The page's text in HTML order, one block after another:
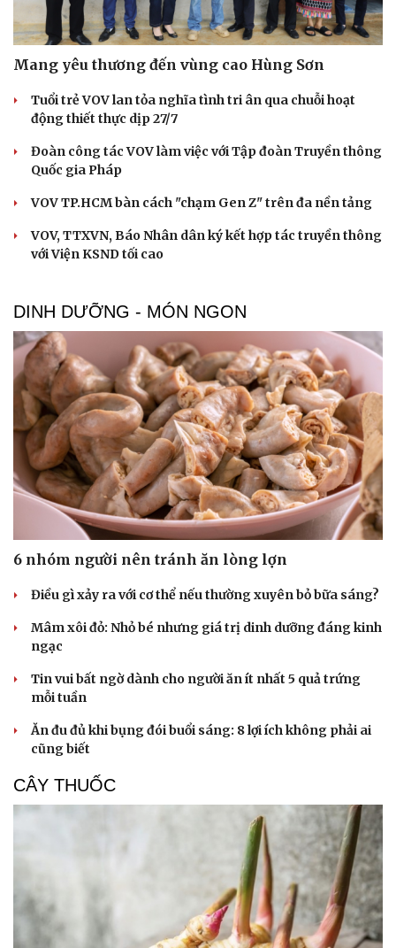
Mang yêu thương đến vùng cao Hùng Sơn
Tuổi trẻ VOV lan tỏa nghĩa tình tri ân qua chuỗi hoạt
động thiết thực dịp 27/7
Đoàn công tác VOV làm việc với Tập đoàn Truyền thông
Quốc gia Pháp
VOV TP.HCM bàn cách "chạm Gen Z" trên đa nền tảng
VOV, TTXVN, Báo Nhân dân ký kết hợp tác truyền thông
với Viện KSND tối cao
DINH DƯỠNG - MÓN NGON
6 nhóm người nên tránh ăn lòng lợn
Điều gì xảy ra với cơ thể nếu thường xuyên bỏ bữa sáng?
Mâm xôi đỏ: Nhỏ bé nhưng giá trị dinh dưỡng đáng kinh
ngạc
Tin vui bất ngờ dành cho người ăn ít nhất 5 quả trứng
mỗi tuần
Ăn đu đủ khi bụng đói buổi sáng: 8 lợi ích không phải ai
cũng biết
CÂY THUỐC